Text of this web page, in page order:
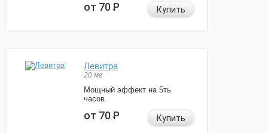
от 70Р Купить
Левитра
20 мг
Мощный эффект на 5ть
часов.
от 70Р Купить